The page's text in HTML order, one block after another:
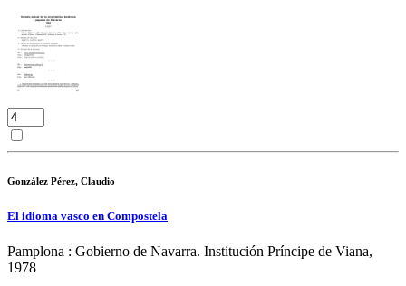
González Pérez, Claudio
El idioma vasco en Compostela
Pamplona : Gobierno de Navarra. Institución Príncipe de Viana,
1978